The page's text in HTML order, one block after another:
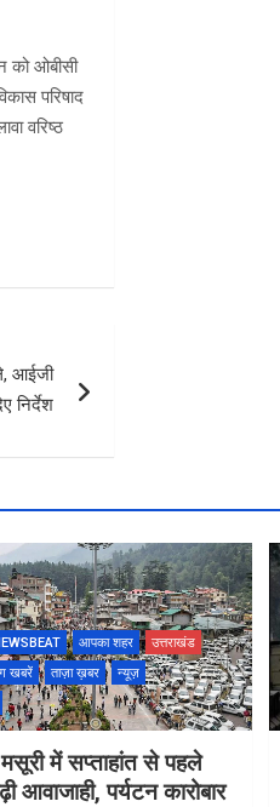
को ओबीसी
परिषाद
वरिष्ठ
आईजी
निर्देश
आपका शहर
उत्तराखंड
खबरें ताज़ा ख़बर
न्यूज़
में सप्ताहांत से पहले
आवाजाही, पर्यटन कारोबार